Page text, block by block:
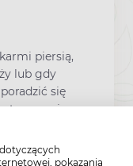
pokazania
piersią,
lub gdy
się
czarnej